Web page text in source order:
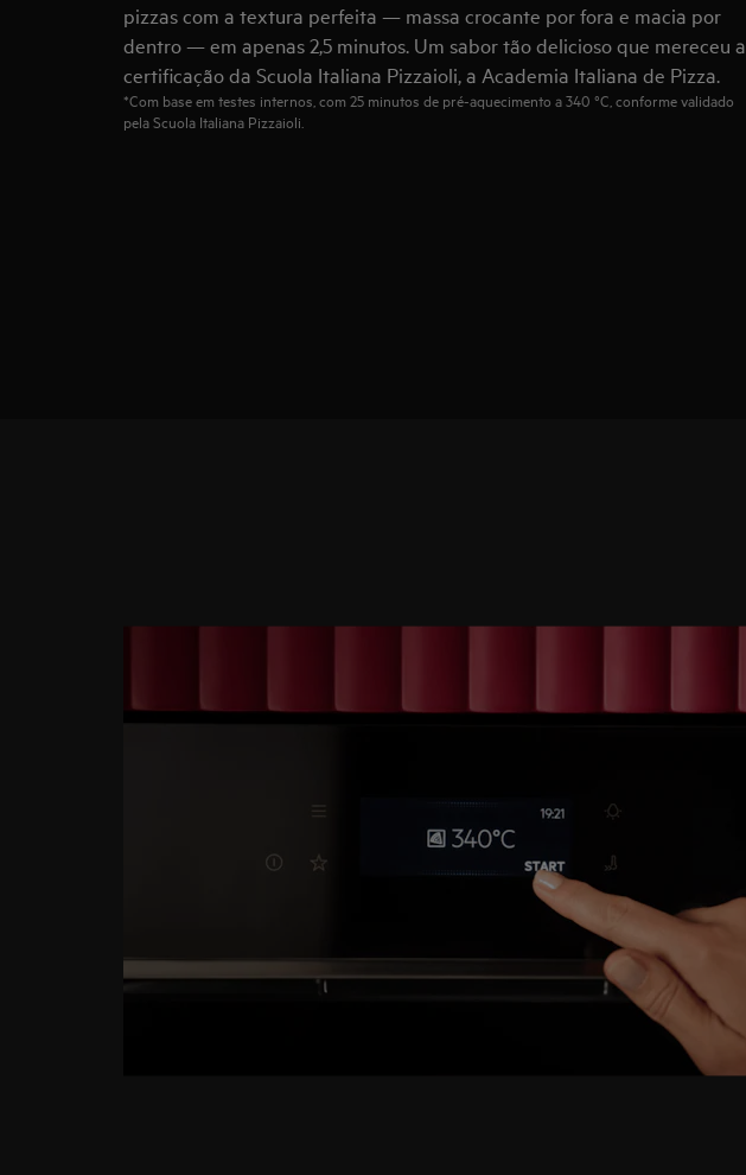
pizzas com a textura perfeita — massa crocante por fora e macia por
dentro — em apenas 2,5 minutos. Um sabor tão delicioso que mereceu a
certificação da Scuola Italiana Pizzaioli, a Academia Italiana de Pizza.
*Com base em testes internos, com 25 minutos de pré-aquecimento a 340 °C, conforme validado
pela Scuola Italiana Pizzaioli.